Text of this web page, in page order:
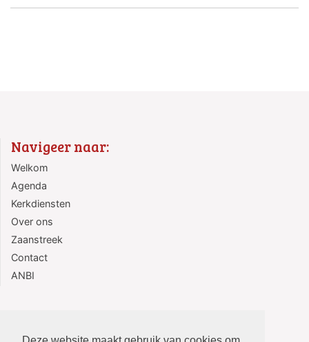
Navigeer naar:
Welkom
Agenda
Kerkdiensten
Over ons
Zaanstreek
Contact
ANBI